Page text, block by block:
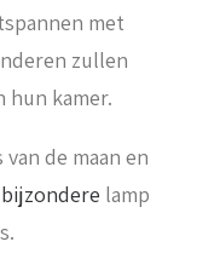
met
zullen
hun kamer.
de maan en
bijzondere lamp